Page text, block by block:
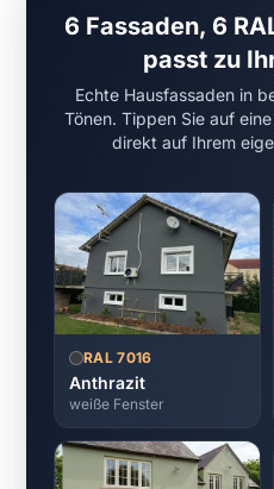
6 Fassaden, 6
passt zu
Echte Hausfassaden in
Tönen. Tippen Sie auf
direkt auf Ihrem
RAL 7016
Anthrazit
weiße Fenster